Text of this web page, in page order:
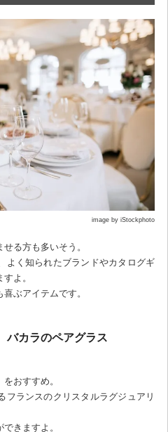
image by iStockphoto
る方も多いそう。
よく知られたブランドやカタログギ
よ。
ぶアイテムです。
カラのペアグラス
おすすめ。
フランスのクリスタルラグジュアリ
きますよ。